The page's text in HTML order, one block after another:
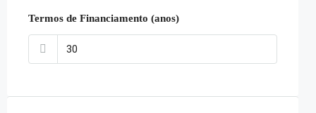
Termos de Financiamento (anos)